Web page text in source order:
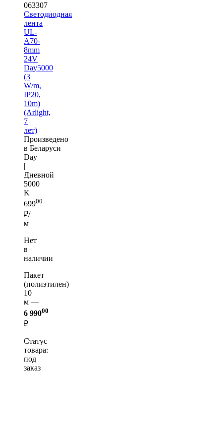
063307
Светодиодная
лента
UL-
A70-
8mm
24V
Day5000
(3
W/m,
IP20,
10m)
(Arlight,
7
лет)
Произведено
в Беларуси
Day
|
Дневной
5000
K
69900
₽/
м
Нет
в
наличии
Пакет
(полиэтилен)
10
м —
6 99000
₽
Статус
товара:
под
заказ